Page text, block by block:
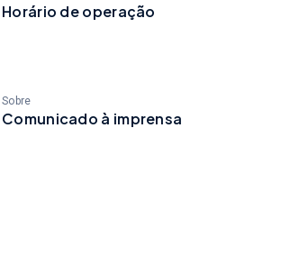
Horário de operação
Sobre
Comunicado à imprensa